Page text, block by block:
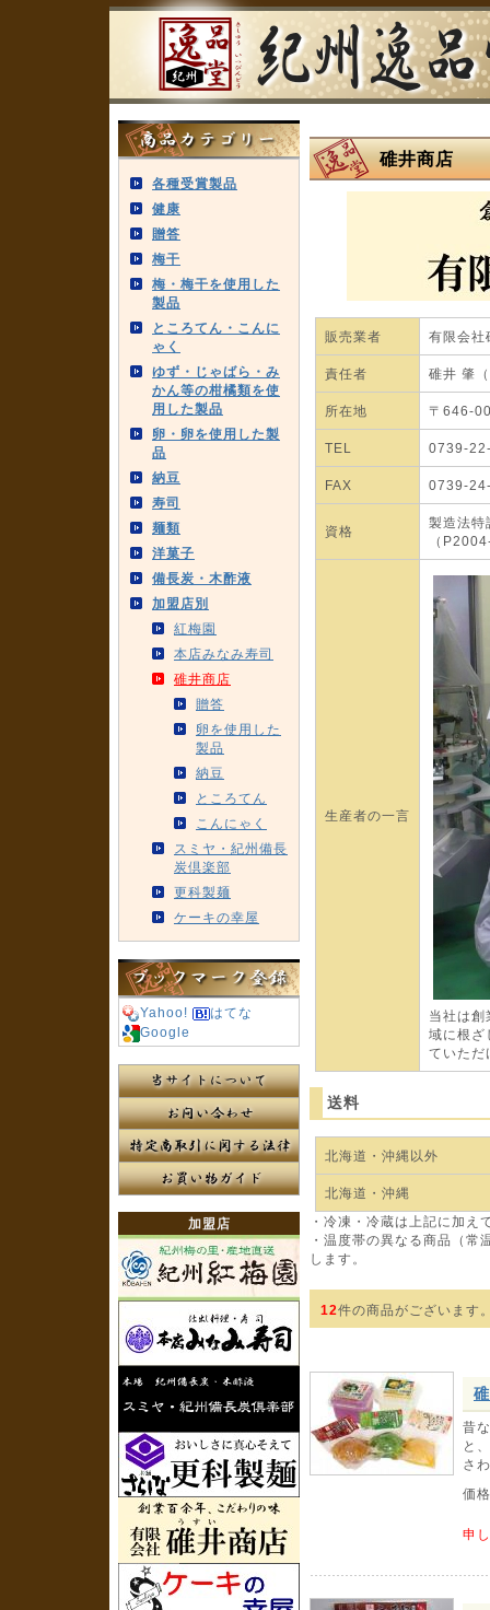
各種受賞製品
健康
贈答
梅干
梅・梅干を使用した
製品
ところてん・こんに
ゃく
ゆず・じゃばら・み
かん等の柑橘類を使
用した製品
卵・卵を使用した製
品
納豆
寿司
麺類
洋菓子
備長炭・木酢液
加盟店別
紅梅園
本店みなみ寿司
碓井商店
贈答
卵を使用した
製品
納豆
ところてん
こんにゃく
スミヤ・紀州備長
炭倶楽部
更科製麺
ケーキの幸屋
Yahoo!
はてな
Google
加盟店
碓井商店
販売業者 有限会社
責任者 碓井 肇
所在地 〒646-
TEL 0739-
FAX 0739-
資格
製造法特
（
生産者の一言
当社は創
域に根ざ
ていただ
送料
北海道・沖縄以外
北海道・沖縄
・冷凍・冷蔵は上記に加
・温度帯の異なる商品（
します。
12件の商品がございます
昔
と、
さ
価格
申